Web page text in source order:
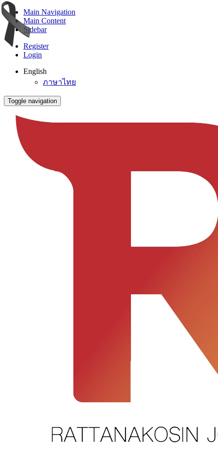
Main Navigation
Main Content
Sidebar
Register
Login
English
ภาษาไทย
Toggle navigation